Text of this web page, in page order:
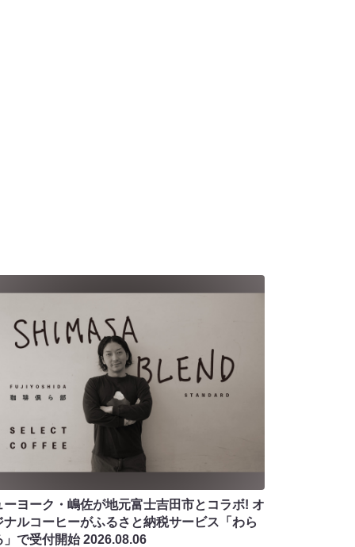
ーヨーク・嶋佐が地元富士吉田市とコラボ! オ
ナルコーヒーがふるさと納税サービス「わら
」で受付開始2026.08.06